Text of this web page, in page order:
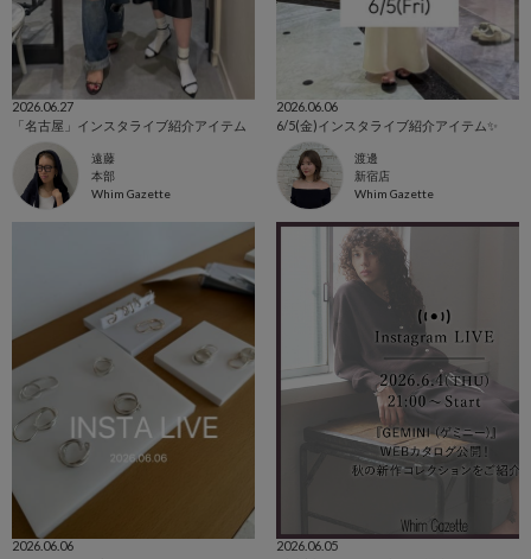
2026.06.27
「名古屋」インスタライブ紹介アイテム
遠藤
本部
Whim Gazette
2026.06.06
6/5(金)インスタライブ紹介アイテム✨️
渡邊
新宿店
Whim Gazette
2026.06.06
2026.06.05